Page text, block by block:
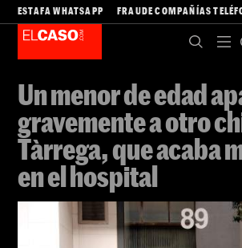
ESTAFA WHATSAPP FRAUDE COMPAÑÍAS
Un menor de edad
gravemente a otro
Tàrrega, que acaba
en el hospital